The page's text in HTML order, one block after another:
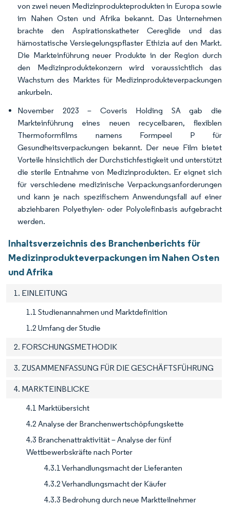
von zwei neuen Medizinprodukteprodukten in Europa sowie
im Nahen Osten und Afrika bekannt. Das Unternehmen
brachte den Aspirationskatheter Cereglide und das
hämostatische Versiegelungspflaster Ethizia auf den Markt.
Die Markteinführung neuer Produkte in der Region durch
den Medizinproduktekonzern wird voraussichtlich das
Wachstum des Marktes für Medizinprodukteverpackungen
ankurbeln.
November 2023 – Coveris Holding SA gab die
Markteinführung eines neuen recycelbaren, flexiblen
Thermoformfilms namens Formpeel P für
Gesundheitsverpackungen bekannt. Der neue Film bietet
Vorteile hinsichtlich der Durchstichfestigkeit und unterstützt
die sterile Entnahme von Medizinprodukten. Er eignet sich
für verschiedene medizinische Verpackungsanforderungen
und kann je nach spezifischem Anwendungsfall auf einer
abziehbaren Polyethylen- oder Polyolefinbasis aufgebracht
werden.
Inhaltsverzeichnis des Branchenberichts für
Medizinprodukteverpackungen im Nahen Osten
und Afrika
1. EINLEITUNG
1.1 Studienannahmen und Marktdefinition
1.2 Umfang der Studie
2. FORSCHUNGSMETHODIK
3. ZUSAMMENFASSUNG FÜR DIE GESCHÄFTSFÜHRUNG
4. MARKTEINBLICKE
4.1 Marktübersicht
4.2 Analyse der Branchenwertschöpfungskette
4.3 Branchenattraktivität – Analyse der fünf
Wettbewerbskräfte nach Porter
4.3.1 Verhandlungsmacht der Lieferanten
4.3.2 Verhandlungsmacht der Käufer
4.3.3 Bedrohung durch neue Marktteilnehmer